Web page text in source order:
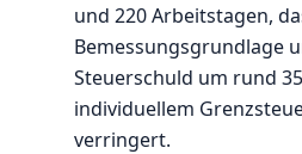
und 220 Arbeitstagen,
Bemessungsgrundlage
Steuerschuld um rund
individuellem
verringert.